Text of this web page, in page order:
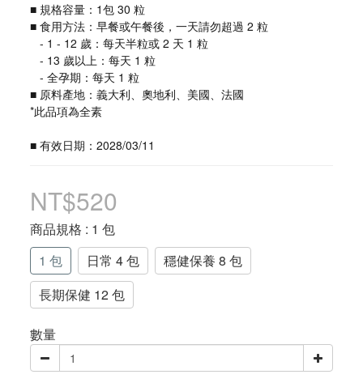
■ 規格容量：1包 30 粒
■ 食用方法：早餐或午餐後，一天請勿超過 2 粒
   - 1 - 12 歲：每天半粒或 2 天 1 粒
   - 13 歲以上：每天 1 粒
   - 全孕期：每天 1 粒
■ 原料產地：義大利、奧地利、美國、法國
*此品項為全素
■ 有效日期：2028/03/11
NT$520
商品規格 : 1 包
1 包
日常 4 包
穩健保養 8 包
長期保健 12 包
數量